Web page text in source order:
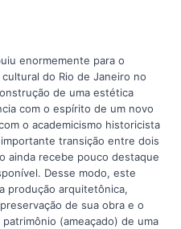
enormemente para o
do Rio de Janeiro no
de uma estética
com o espírito de um novo
o academicismo historicista
transição entre dois
ainda recebe pouco destaque
Desse modo, este
produção arquitetônica,
de sua obra e o
(ameaçado) de uma